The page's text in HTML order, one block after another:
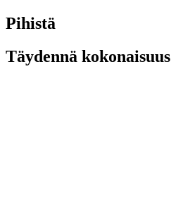
Pihistä
Täydennä kokonaisuus